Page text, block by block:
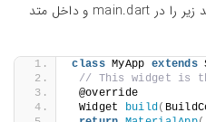
سپس برای نمایش نقشهٔ مپ، تکه کد زیر را در main.dart و داخل متد
class MyApp extends
// This widget is
@override
Widget build(